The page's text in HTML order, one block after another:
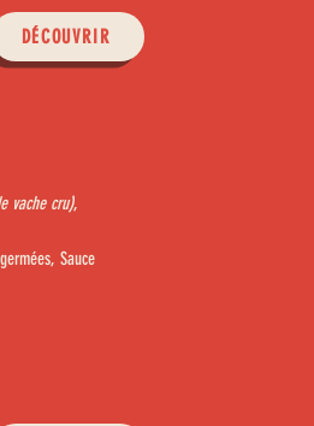
DÉCOUVRIR
vache cru),
Sauce